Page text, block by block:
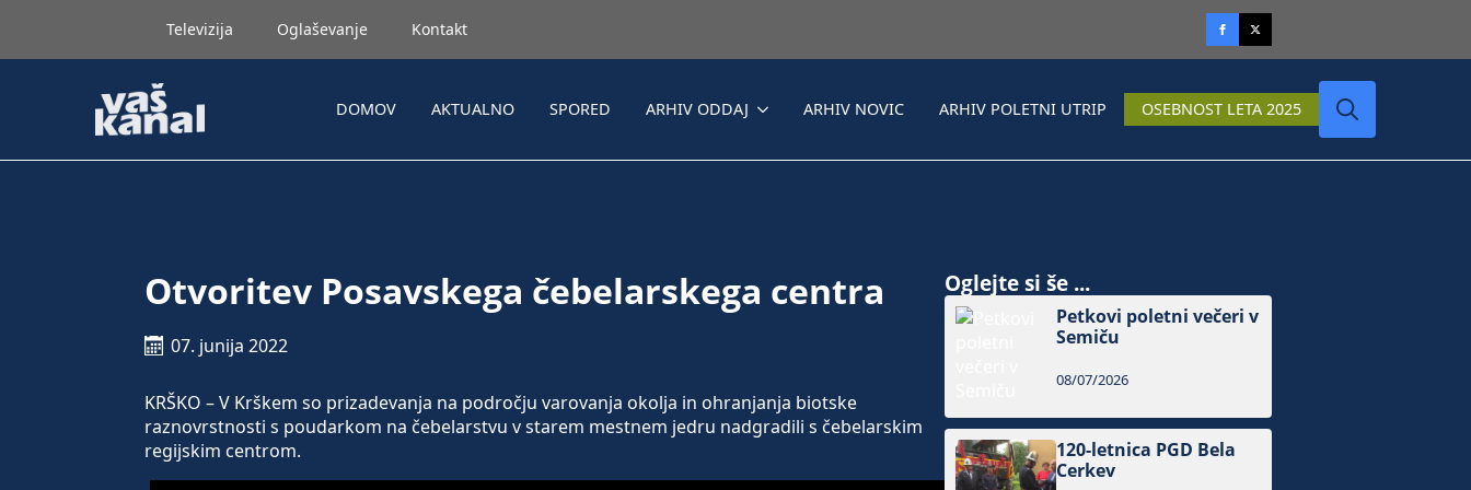
Televizija Oglaševanje Kontakt
DOMOV AKTUALNO SPORED ARHIV ODDAJ ARHIV NOVIC ARHIV POLETNI UTRIP OSEBNOST LETA 2025
Otvoritev Posavskega čebelarskega centra
07. junija 2022
KRŠKO – V Krškem so prizadevanja na področju varovanja okolja in ohranjanja biotske
raznovrstnosti s poudarkom na čebelarstvu v starem mestnem jedru nadgradili s čebelarskim
regijskim centrom.
Oglejte si še ...
Petkovi poletni večeri v
Semiču
08/07/2026
120-letnica PGD Bela
Cerkev